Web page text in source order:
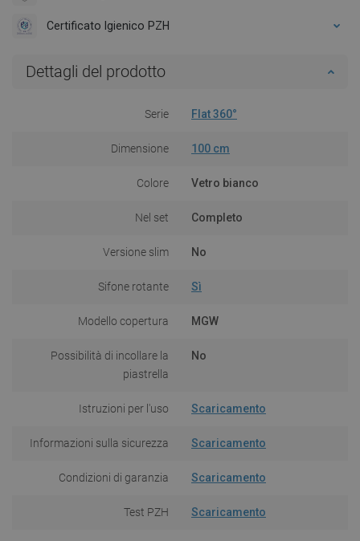
Certificato Igienico PZH
Dettagli del prodotto
Serie Flat 360°
Dimensione 100 cm
Colore Vetro bianco
Nel set Completo
Versione slim No
Sifone rotante Sì
Modello copertura MGW
Possibilità di incollare la
piastrella
No
Istruzioni per l'uso Scaricamento
Informazioni sulla sicurezza Scaricamento
Condizioni di garanzia Scaricamento
Test PZH Scaricamento